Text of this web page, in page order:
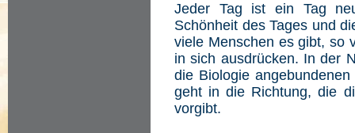
Jeder Tag ist ein Tag
Schönheit des Tages und
viele Menschen es gibt, so
in sich ausdrücken. In der
die Biologie
geht in die Richtung, die
vorgibt.